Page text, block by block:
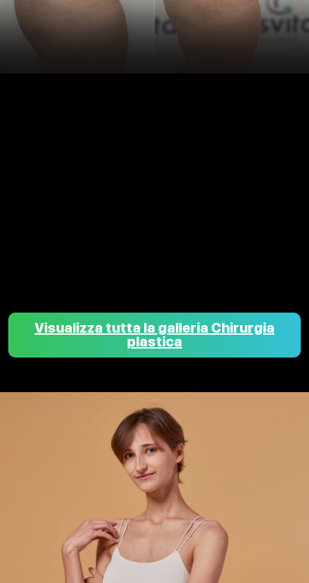
Visualizza tutta la galleria Chirurgia
plastica